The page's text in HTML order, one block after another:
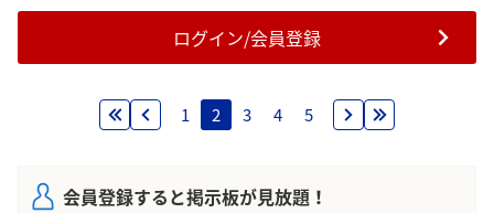
ログイン/会員登録
1 2 3 4 5
会員登録すると掲示板が見放題！